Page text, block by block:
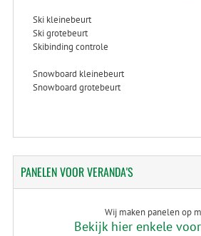
Ski kleinebeurt
Ski grotebeurt
Skibinding controle
Snowboard kleinebeurt
Snowboard grotebeurt
PANELENVOOR VERANDA'S
Wij maken panelen op
Bekijk hier enkele